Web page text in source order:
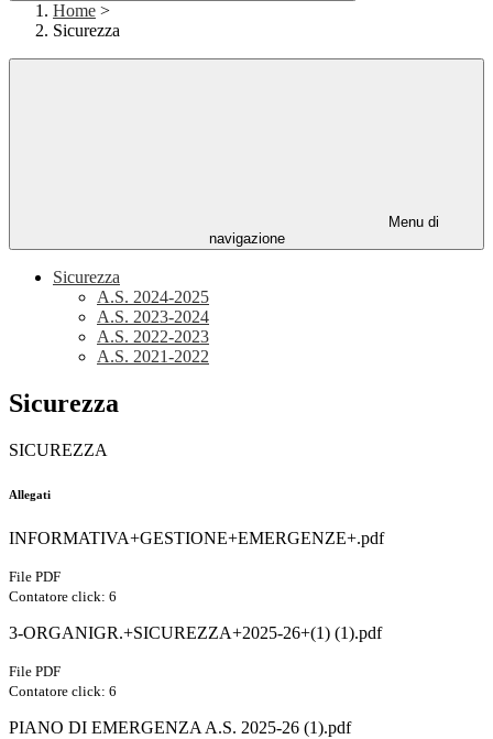
Home >
Sicurezza
Menu di
navigazione
Sicurezza
A.S. 2024-2025
A.S. 2023-2024
A.S. 2022-2023
A.S. 2021-2022
Sicurezza
SICUREZZA
Allegati
INFORMATIVA+GESTIONE+EMERGENZE+.pdf
File PDF
Contatore click: 6
3-ORGANIGR.+SICUREZZA+2025-26+(1) (1).pdf
File PDF
Contatore click: 6
PIANO DI EMERGENZA A.S. 2025-26 (1).pdf